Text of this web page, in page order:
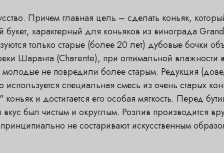
Причем главная цель – сделать коньяк,
характерный для коньяков из винограда
только старые (более 20 лет) дубовые бочки
Шаранта (Charente), при оптимальной
не повредили более старым. Редукция
используется специальная смесь из очень старых
коньяк и достигается его особая мягкость. Перед
был чистым и округлым. Розлив производится
не состаривают искусственным